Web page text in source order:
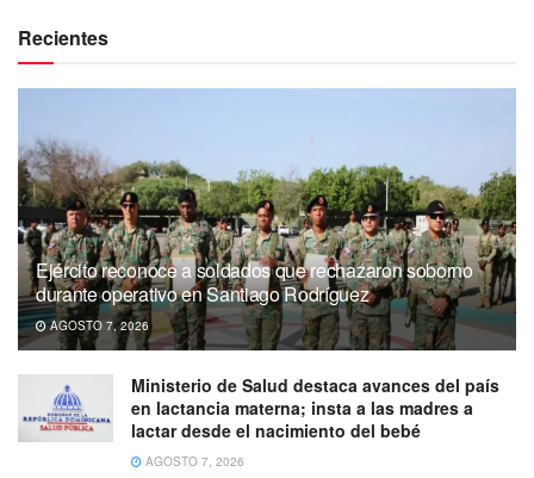
Recientes
Ejército reconoce a soldados que rechazaron soborno
durante operativo en Santiago Rodríguez
AGOSTO 7, 2026
Ministerio de Salud destaca avances del país
en lactancia materna; insta a las madres a
lactar desde el nacimiento del bebé
AGOSTO 7, 2026